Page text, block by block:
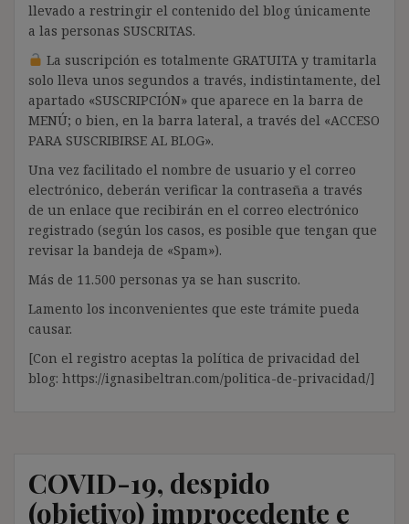
llevado a restringir el contenido del blog únicamente
a las personas SUSCRITAS.
La suscripción es totalmente GRATUITA y tramitarla
solo lleva unos segundos a través, indistintamente, del
apartado «SUSCRIPCIÓN» que aparece en la barra de
MENÚ; o bien, en la barra lateral, a través del «ACCESO
PARA SUSCRIBIRSE AL BLOG».
Una vez facilitado el nombre de usuario y el correo
electrónico, deberán verificar la contraseña a través
de un enlace que recibirán en el correo electrónico
registrado (según los casos, es posible que tengan que
revisar la bandeja de «Spam»).
Más de 11.500 personas ya se han suscrito.
Lamento los inconvenientes que este trámite pueda
causar.
[Con el registro aceptas la política de privacidad del
blog: https://ignasibeltran.com/politica-de-privacidad/]
COVID-19, despido
(objetivo) improcedente e